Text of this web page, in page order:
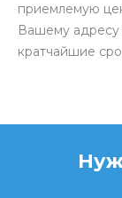
приемлемую
Вашему адресу
кратчайшие